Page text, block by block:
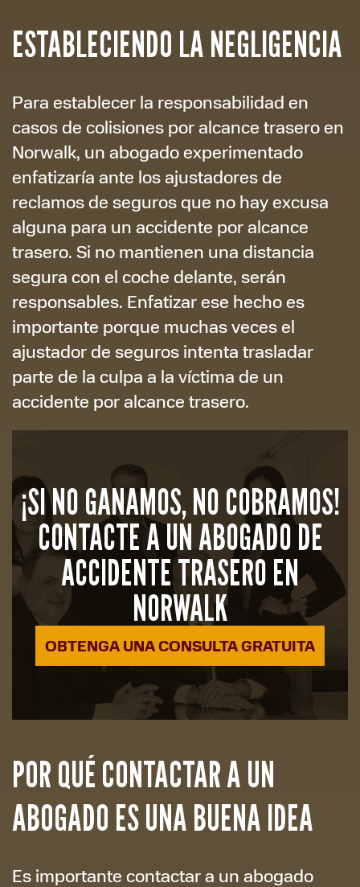
ESTABLECIENDO LA NEGLIGENCIA
Para establecer la responsabilidad en
casos de colisiones por alcance trasero en
Norwalk, un abogado experimentado
enfatizaría ante los ajustadores de
reclamos de seguros que no hay excusa
alguna para un accidente por alcance
trasero. Si no mantienen una distancia
segura con el coche delante, serán
responsables. Enfatizar ese hecho es
importante porque muchas veces el
ajustador de seguros intenta trasladar
parte de la culpa a la víctima de un
accidente por alcance trasero.
¡SI NO GANAMOS, NO COBRAMOS!
CONTACTE A UN ABOGADO DE
ACCIDENTE TRASERO EN
NORWALK
OBTENGA UNA CONSULTA GRATUITA
POR QUÉ CONTACTAR A UN
ABOGADO ES UNA BUENA IDEA
Es importante contactar a un abogado